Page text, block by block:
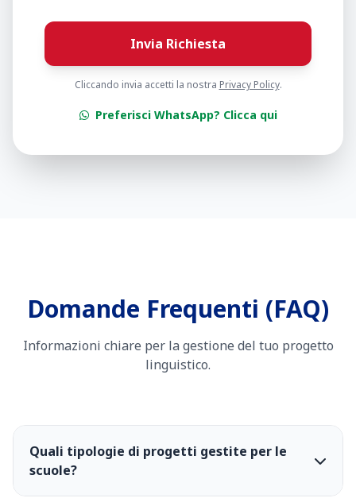
Invia Richiesta
Cliccando invia accetti la nostra Privacy Policy.
Preferisci WhatsApp? Clicca qui
Domande Frequenti (FAQ)
Informazioni chiare per la gestione del tuo progetto
linguistico.
Quali tipologie di progetti gestite per le
scuole?